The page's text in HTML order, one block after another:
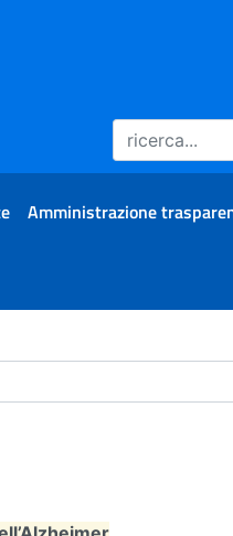
Amministrazione